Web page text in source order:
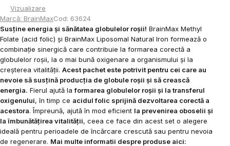
Vizualizare
Marcă: BrainMaxCod: 63624
Susține energia și sănătatea globulelor roșii! BrainMax Methyl
Folate (acid folic) și BrainMax Liposomal Natural Iron formează o
combinație sinergică care contribuie la formarea corectă a
globulelor roșii, la o mai bună oxigenare a organismului și la
creșterea vitalității. Acest pachet este potrivit pentru cei care au
nevoie să susțină producția de globule roșii și să crească
energia. Fierul ajută la formarea globulelor roșii și la transferul
oxigenului, în timp ce acidul folic sprijină dezvoltarea corectă a
acestora. Împreună, ajută în mod eficient la prevenirea oboselii și
la îmbunătățirea vitalității, ceea ce face din acest set o alegere
ideală pentru perioadele de încărcare crescută sau pentru nevoia
de regenerare. Mai multe informatii despre produse aici: